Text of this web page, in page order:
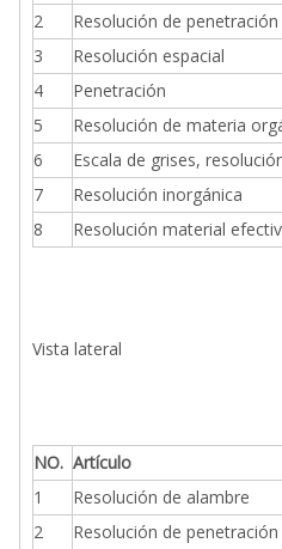
2
Resolución de penetración
3
Resolución espacial
4
Penetración
5
Resolución de materia
6
Escala de grises,
7
Resolución inorgánica
8
Resolución material
Vista lateral
NO. Artículo
1
Resolución de alambre
2
Resolución de penetración